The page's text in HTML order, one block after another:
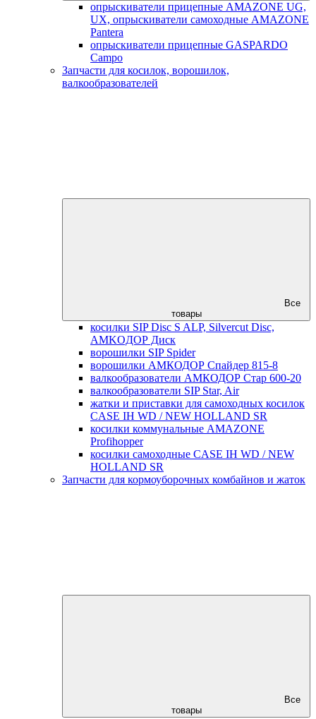
опрыскиватели прицепные AMAZONE UG,
UX, опрыскиватели самоходные AMAZONE
Pantera
опрыскиватели прицепные GASPARDO
Campo
Запчасти для косилок, ворошилок,
валкообразователей
Все
товары
косилки SIP Disc S ALP, Silvercut Disc,
AMKOДОР Диск
ворошилки SIP Spider
ворошилки АМКОДОР Спайдер 815-8
валкообразователи АМКОДОР Стар 600-20
валкообразователи SIP Star, Air
жатки и приставки для самоходных косилок
CASE IH WD / NEW HOLLAND SR
косилки коммунальные AMAZONE
Profihopper
косилки самоходные CASE IH WD / NEW
HOLLAND SR
Запчасти для кормоуборочных комбайнов и жаток
Все
товары